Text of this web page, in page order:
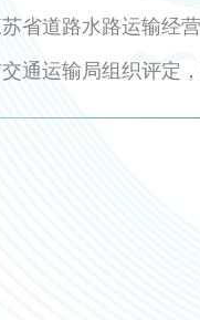
道路水路运输经营
通运输局组织评定
信用等级评定结果